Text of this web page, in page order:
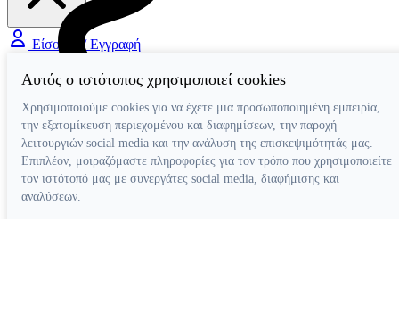
Διάφορα Βοηθήματα
Είσοδος / Εγγραφή
Αυτός ο ιστότοπος χρησιμοποιεί cookies
Χρησιμοποιούμε cookies για να έχετε μια προσωποποιημένη εμπειρία,
την εξατομίκευση περιεχομένου και διαφημίσεων, την παροχή
λειτουργιών social media και την ανάλυση της επισκεψιμότητάς μας.
Επιπλέον, μοιραζόμαστε πληροφορίες για τον τρόπο που χρησιμοποιείτε
τον ιστότοπό μας με συνεργάτες social media, διαφήμισης και
αναλύσεων.